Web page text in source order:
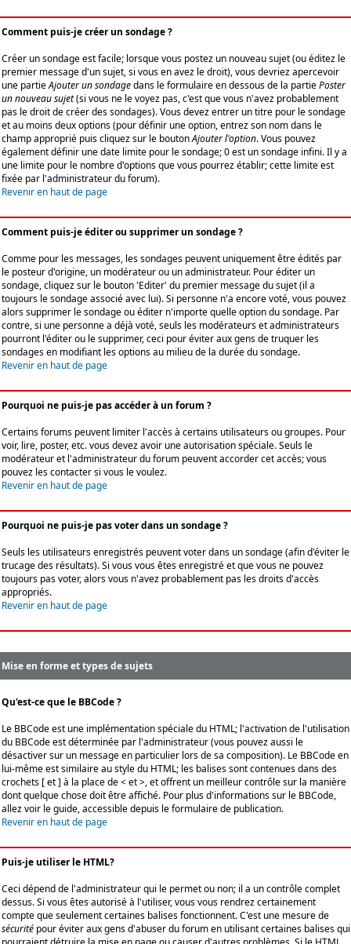
Comment puis-je créer un sondage ?
Créer un sondage est facile; lorsque vous postez un nouveau sujet (ou éditez le
premier message d'un sujet, si vous en avez le droit), vous devriez apercevoir
une partieAjouter un sondagedans le formulaire en dessous de la partiePoster
un nouveau sujet(si vous ne le voyez pas, c'est que vous n'avez probablement
pas le droit de créer des sondages). Vous devez entrer un titre pour le sondage
et au moins deux options (pour définir une option, entrez son nom dans le
champ approprié puis cliquez sur le boutonAjouter l'option. Vous pouvez
également définir une date limite pour le sondage; 0 est un sondage infini. Il y a
une limite pour le nombre d'options que vous pourrez établir; cette limite est
fixée par l'administrateur du forum).
Revenir en haut de page
Comment puis-je éditer ou supprimer un sondage ?
Comme pour les messages, les sondages peuvent uniquement être édités par
le posteur d'origine, un modérateur ou un administrateur. Pour éditer un
sondage, cliquez sur le bouton 'Editer' du premier message du sujet (il a
toujours le sondage associé avec lui). Si personne n'a encore voté, vous pouvez
alors supprimer le sondage ou éditer n'importe quelle option du sondage. Par
contre, si une personne a déjà voté, seuls les modérateurs et administrateurs
pourront l'éditer ou le supprimer, ceci pour éviter aux gens de truquer les
sondages en modifiant les options au milieu de la durée du sondage.
Revenir en haut de page
Pourquoi ne puis-je pas accéder à un forum ?
Certains forums peuvent limiter l'accès à certains utilisateurs ou groupes. Pour
voir, lire, poster, etc. vous devez avoir une autorisation spéciale. Seuls le
modérateur et l'administrateur du forum peuvent accorder cet accès; vous
pouvez les contacter si vous le voulez.
Revenir en haut de page
Pourquoi ne puis-je pas voter dans un sondage ?
Seuls les utilisateurs enregistrés peuvent voter dans un sondage (afin d'éviter le
trucage des résultats). Si vous vous êtes enregistré et que vous ne pouvez
toujours pas voter, alors vous n'avez probablement pas les droits d'accès
appropriés.
Revenir en haut de page
Mise en forme et types de sujets
Qu'est-ce que le BBCode ?
Le BBCode est une implémentation spéciale du HTML; l'activation de l'utilisation
du BBCode est déterminée par l'administrateur (vous pouvez aussi le
désactiver sur un message en particulier lors de sa composition). Le BBCode en
lui-même est similaire au style du HTML; les balises sont contenues dans des
crochets [ et ] à la place de < et >, et offrent un meilleur contrôle sur la manière
dont quelque chose doit être affiché. Pour plus d'informations sur le BBCode,
allez voir le guide, accessible depuis le formulaire de publication.
Revenir en haut de page
Puis-je utiliser le HTML?
Ceci dépend de l'administrateur qui le permet ou non; il a un contrôle complet
dessus. Si vous êtes autorisé à l'utiliser, vous vous rendrez certainement
compte que seulement certaines balises fonctionnent. C'est une mesure de
sécurité pour éviter aux gens d'abuser du forum en utilisant certaines balises qui